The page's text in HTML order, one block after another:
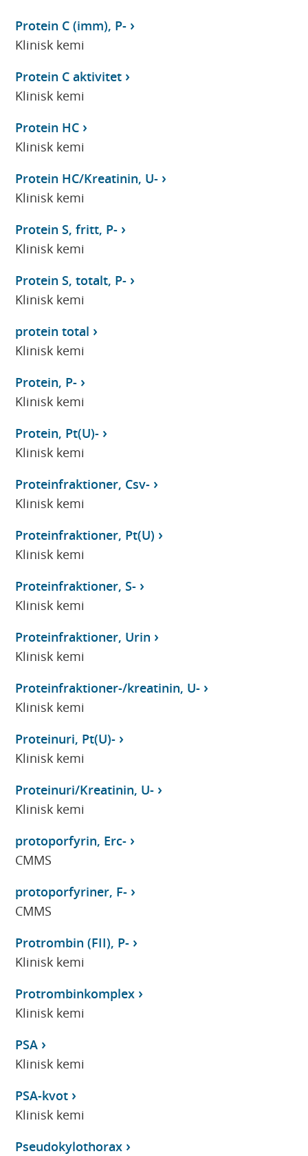
Protein C (imm), P-
Klinisk kemi
Protein C aktivitet
Klinisk kemi
Protein HC
Klinisk kemi
Protein HC/Kreatinin, U-
Klinisk kemi
Protein S, fritt, P-
Klinisk kemi
Protein S, totalt, P-
Klinisk kemi
protein total
Klinisk kemi
Protein, P-
Klinisk kemi
Protein, Pt(U)-
Klinisk kemi
Proteinfraktioner, Csv-
Klinisk kemi
Proteinfraktioner, Pt(U)
Klinisk kemi
Proteinfraktioner, S-
Klinisk kemi
Proteinfraktioner, Urin
Klinisk kemi
Proteinfraktioner-/kreatinin, U-
Klinisk kemi
Proteinuri, Pt(U)-
Klinisk kemi
Proteinuri/Kreatinin, U-
Klinisk kemi
protoporfyrin, Erc-
CMMS
protoporfyriner, F-
CMMS
Protrombin (FII), P-
Klinisk kemi
Protrombinkomplex
Klinisk kemi
PSA
Klinisk kemi
PSA-kvot
Klinisk kemi
Pseudokylothorax